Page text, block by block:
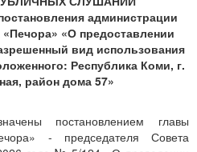
администрации
«О предоставлении
вид использования
Республика Коми, г.
район дома 57»
постановлением главы
- председателя Совета